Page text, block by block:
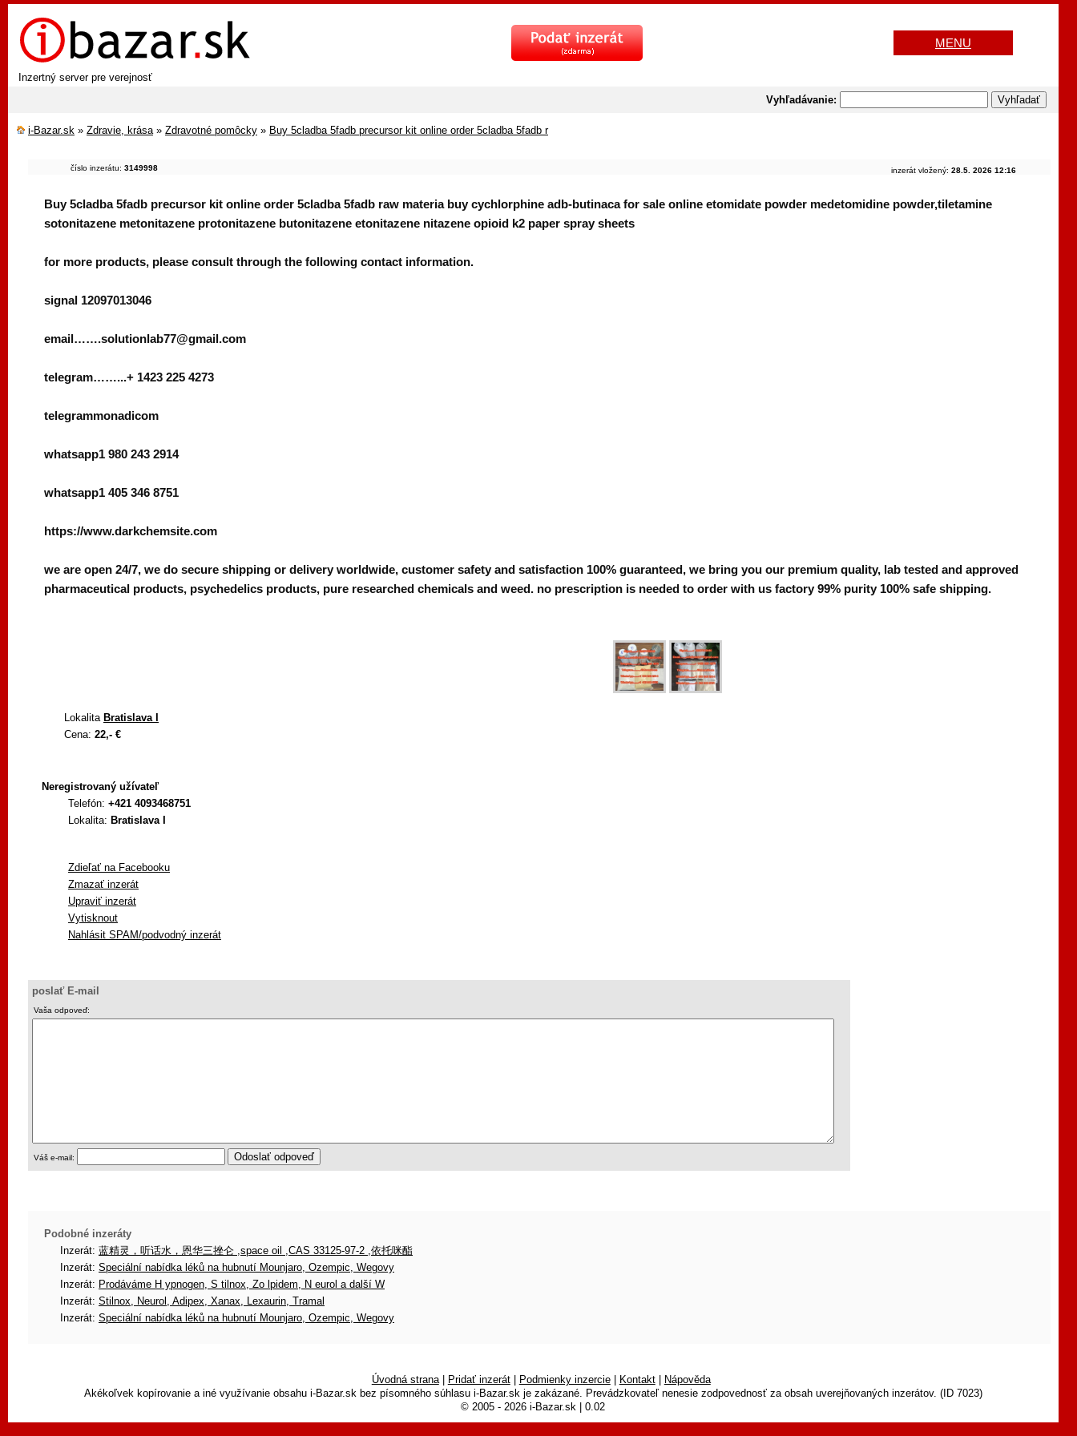
MENU
Inzertný server pre verejnosť
Vyhľadávanie:
i-Bazar.sk » Zdravie, krása» Zdravotné pomôcky » Buy 5cladba 5fadb precursor kit online order 5cladba 5fadb r
číslo inzerátu: 3149998 inzerát vložený: 28.5. 2026 12:16
Buy 5cladba 5fadb precursor kit online order 5cladba 5fadb raw materia buy cychlorphine adb-butinaca for sale online etomidate powder medetomidine powder,tiletamine
sotonitazene metonitazene protonitazene butonitazene etonitazene nitazene opioid k2 paper spray sheets
for more products, please consult through the following contact information.
signal 12097013046
email…….solutionlab77@gmail.com
telegram……...+ 1423 225 4273
telegrammonadicom
whatsapp1 980 243 2914
whatsapp1 405 346 8751
https://www.darkchemsite.com
we are open 24/7, we do secure shipping or delivery worldwide, customer safety and satisfaction 100% guaranteed, we bring you our premium quality, lab tested and approved
pharmaceutical products, psychedelics products, pure researched chemicals and weed. no prescription is needed to order with us factory 99% purity 100% safe shipping.
Lokalita Bratislava I
Cena: 22,- €
Neregistrovaný užívateľ
Telefón: +421 4093468751
Lokalita: Bratislava I
Zdieľať na Facebooku
Zmazať inzerát
Upraviť inzerát
Vytisknout
Nahlásit SPAM/podvodný inzerát
poslať E-mail
Vaša odpoveď:
Váš e-mail:
Podobné inzeráty
Inzerát: 蓝精灵，听话水，恩华三挫仑 ,space oil ,CAS 33125-97-2 ,依托咪酯
Inzerát: Speciální nabídka léků na hubnutí Mounjaro, Ozempic, Wegovy
Inzerát: Prodáváme H ypnogen, S tilnox, Zo lpidem, N eurol a další W
Inzerát: Stilnox, Neurol, Adipex, Xanax, Lexaurin, Tramal
Inzerát: Speciální nabídka léků na hubnutí Mounjaro, Ozempic, Wegovy
Úvodná strana| Pridať inzerát| Podmienky inzercie| Kontakt|
Nápověda
Akékoľvek kopírovanie a iné využívanie obsahu i-Bazar.sk bez písomného súhlasu i-Bazar.sk je zakázané. Prevádzkovateľ nenesie zodpovednosť za obsah uverejňovaných inzerátov. (ID 7023)
© 2005 - 2026 i-Bazar.sk | 0.02